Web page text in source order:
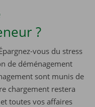
?
vous du stress
de déménagement
sont munis de
chargement restera
toutes vos affaires